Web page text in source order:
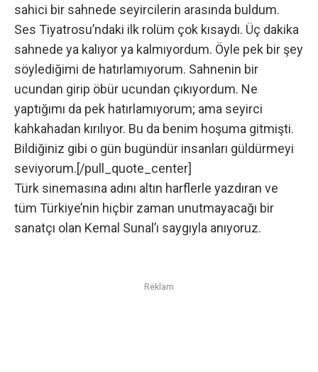
sahici bir sahnede seyircilerin arasında buldum.
Ses Tiyatrosu’ndaki ilk rolüm çok kısaydı. Üç dakika
sahnede ya kalıyor ya kalmıyordum. Öyle pek bir şey
söylediğimi de hatırlamıyorum. Sahnenin bir
ucundan girip öbür ucundan çıkıyordum. Ne
yaptığımı da pek hatırlamıyorum; ama seyirci
kahkahadan kırılıyor. Bu da benim hoşuma gitmişti.
Bildiğiniz gibi o gün bugündür insanları güldürmeyi
seviyorum.[/pull_quote_center]
Türk sinemasına adını altın harflerle yazdıran ve
tüm Türkiye’nin hiçbir zaman unutmayacağı bir
sanatçı olan Kemal Sunal’ı saygıyla anıyoruz.
Reklam